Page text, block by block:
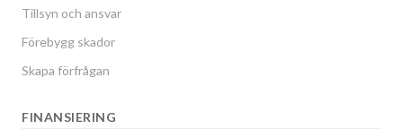
Tillsyn och ansvar
Förebygg skador
Skapa förfrågan
FINANSIERING